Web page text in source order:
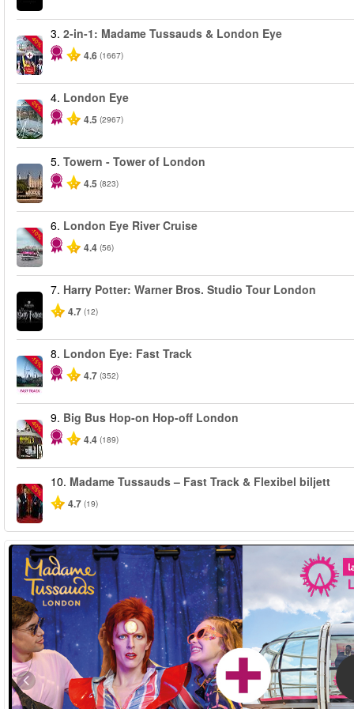
-40%
3. 2-in-1: Madame Tussauds & London Eye
4.6 (1667)
-25%
4. London Eye
4.5 (2967)
5. Towern - Tower of London
4.5 (823)
-10%
6. London Eye River Cruise
4.4 (56)
7. Harry Potter: Warner Bros. Studio Tour London
4.7 (12)
-15%
8. London Eye: Fast Track
4.7 (352)
-40%
9. Big Bus Hop-on Hop-off London
4.4 (189)
-25%
10. Madame Tussauds – Fast Track & Flexibel biljett
4.7 (19)